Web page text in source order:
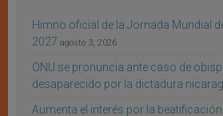
Himno oficial de la Jornada Mundial
2027 agosto 3, 2026
ONU se pronuncia ante caso de
desaparecido por la dictadura
Aumenta el interés por la